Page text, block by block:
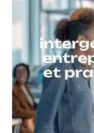
et